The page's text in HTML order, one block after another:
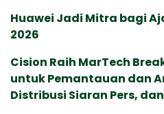
Huawei Jadi Mitra bagi
2026
Cision Raih MarTech
untuk Pemantauan dan
Distribusi Siaran Pers, dan